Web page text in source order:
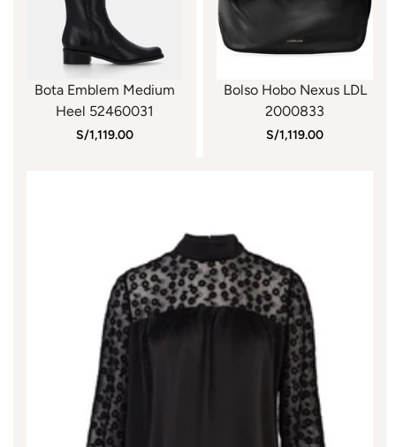
Bota Emblem Medium
Heel 52460031
S/1,119.00
Bolso Hobo Nexus LDL
2000833
S/1,119.00
Confirm your age